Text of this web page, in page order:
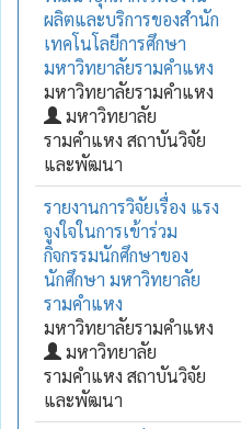
ผลิตและบริการของสำนัก
เทคโนโลยีการศึกษา
มหาวิทยาลัยรามคำแหง
มหาวิทยาลัยรามคำแหง
มหาวิทยาลัย
รามคำแหง สถาบันวิจัย
และพัฒนา
รายงานการวิจัยเรื่อง แรง
จูงใจในการเข้าร่วม
กิจกรรมนักศึกษาของ
นักศึกษา มหาวิทยาลัย
รามคำแหง
มหาวิทยาลัยรามคำแหง
มหาวิทยาลัย
รามคำแหง สถาบันวิจัย
และพัฒนา